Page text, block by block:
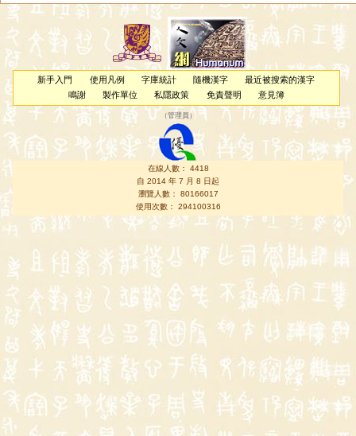
新手入門 使用凡例 字庫統計 隨機漢字
最近被搜索的漢字
鳴謝
製作單位 私隱政策 免責聲明 意見簿
（管理員 ）
在線人數： 4418
自 2014 年 7 月 8 日起
瀏覽人數： 80166017
使用次數： 294100316